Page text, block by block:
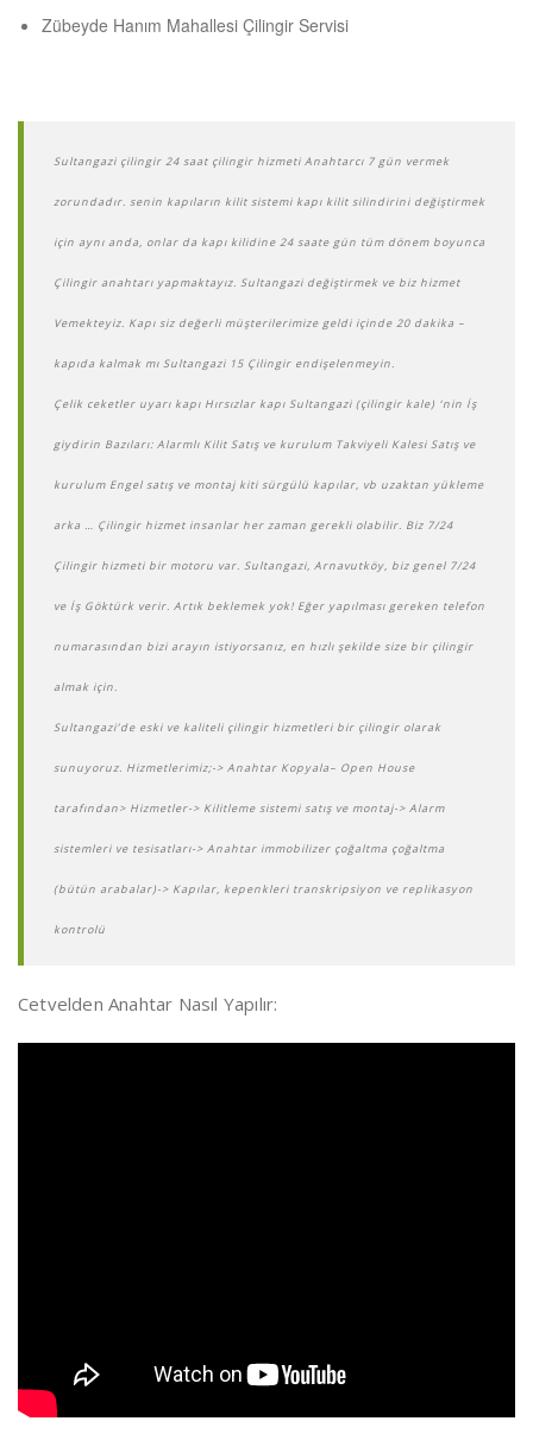
Zübeyde Hanım Mahallesi Çilingir Servisi
Sultangazi çilingir 24 saat çilingir hizmeti Anahtarcı 7 gün vermek
zorundadır. senin kapıların kilit sistemi kapı kilit silindirini değiştirmek
için aynı anda, onlar da kapı kilidine 24 saate gün tüm dönem boyunca
Çilingir anahtarı yapmaktayız. Sultangazi değiştirmek ve biz hizmet
Vemekteyiz. Kapı siz değerli müşterilerimize geldi içinde 20 dakika –
kapıda kalmak mı Sultangazi 15 Çilingir endişelenmeyin.
Çelik ceketler uyarı kapı Hırsızlar kapı Sultangazi (çilingir kale) ‘nin İş
giydirin Bazıları: Alarmlı Kilit Satış ve kurulum Takviyeli Kalesi Satış ve
kurulum Engel satış ve montaj kiti sürgülü kapılar, vb uzaktan yükleme
arka … Çilingir hizmet insanlar her zaman gerekli olabilir. Biz 7/24
Çilingir hizmeti bir motoru var. Sultangazi, Arnavutköy, biz genel 7/24
ve İş Göktürk verir. Artık beklemek yok! Eğer yapılması gereken telefon
numarasından bizi arayın istiyorsanız, en hızlı şekilde size bir çilingir
almak için.
Sultangazi’de eski ve kaliteli çilingir hizmetleri bir çilingir olarak
sunuyoruz. Hizmetlerimiz;-> Anahtar Kopyala– Open House
tarafından> Hizmetler-> Kilitleme sistemi satış ve montaj-> Alarm
sistemleri ve tesisatları-> Anahtar immobilizer çoğaltma çoğaltma
(bütün arabalar)-> Kapılar, kepenkleri transkripsiyon ve replikasyon
kontrolü
Cetvelden Anahtar Nasıl Yapılır: